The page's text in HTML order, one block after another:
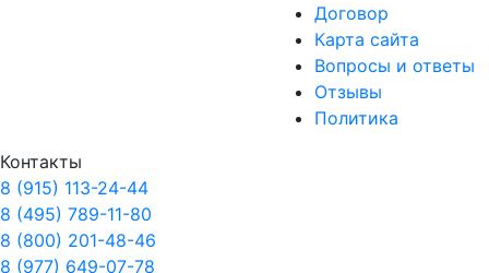
Договор
Карта сайта
Вопросы и ответы
Отзывы
Политика
Контакты
8 (915) 113-24-44
8 (495) 789-11-80
8 (800) 201-48-46
8 (977) 649-07-78